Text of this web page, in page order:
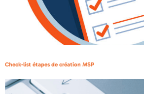
Check-list étapes de création MSP